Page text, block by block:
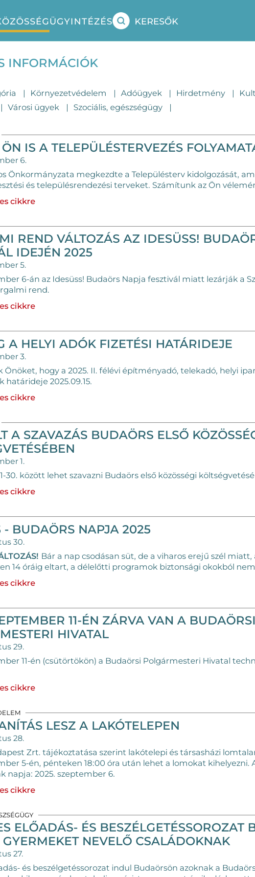
ÜGYINTÉZÉS KERESŐK
INFORMÁCIÓK
Környezetvédelem Adóügyek Hirdetmény
Városi ügyek Szociális, egészségügy
ÖN IS A TELEPÜLÉSTERVEZÉS
6.
Önkormányzata megkezdte a Településterv kidolgozását,
és településrendezési terveket. Számítunk az Ön
cikkre
REND VÁLTOZÁS AZ IDESÜSS!
IDEJÉN 2025
5.
6-án az Idesüss! Budaörs Napja fesztivál miatt lezárják a
rend.
cikkre
A HELYI ADÓK FIZETÉSI HATÁRIDEJE
3.
Önöket, hogy a 2025. II. félévi építményadó, telekadó, helyi
határideje 2025.09.15.
cikkre
A SZAVAZÁS BUDAÖRS ELSŐ
1.
30. között lehet szavazni Budaörs első közösségi
cikkre
- BUDAÖRS NAPJA 2025
30.
Bár a nap csodásan süt, de a viharos erejű szél
14 óráig eltart, a délelőtti programok biztonsági okokból
cikkre
11-ÉN ZÁRVA VAN A
HIVATAL
29.
11-én (csütörtökön) a Budaörsi Polgármesteri Hivatal
cikkre
LESZ A LAKÓTELEPEN
28.
Zrt. tájékoztatása szerint lakótelepi és társasházi
5-én, pénteken 18:00 óra után lehet a lomokat kihelyezni.
napja: 2025. szeptember 6.
cikkre
ELŐADÁS- ÉS BESZÉLGETÉSSOROZAT
NEVELŐ CSALÁDOKNAK
27.
és beszélgetéssorozat indul Budaörsön azoknak a